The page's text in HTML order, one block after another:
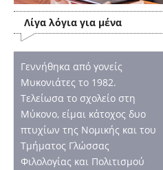
Λίγα λόγια για μένα
Γεννήθηκα από γονείς
Μυκονιάτες το 1982.
Τελείωσα το σχολείο στη
Μύκονο, είμαι κάτοχος δυο
πτυχίων της Νομικής και του
Τμήματος Γλώσσας
Φιλολογίας και Πολιτισμού